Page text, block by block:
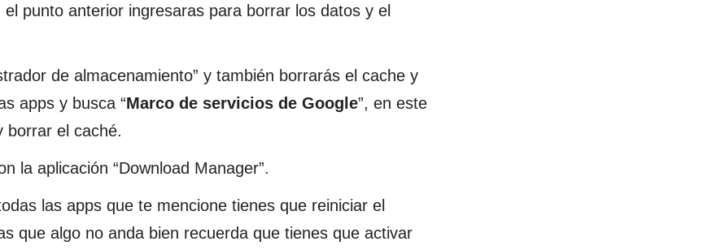
el punto anterior ingresaras para borrar los datos y el
de almacenamiento” y también borrarás el cache y
apps y busca “Marco de servicios de Google”, en este
borrar el caché.
la aplicación “Download Manager”.
las apps que te mencione tienes que reiniciar el
que algo no anda bien recuerda que tienes que activar